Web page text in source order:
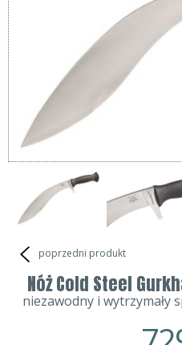
poprzedni produkt
Nóż Cold Steel
niezawodny i wytrzymały